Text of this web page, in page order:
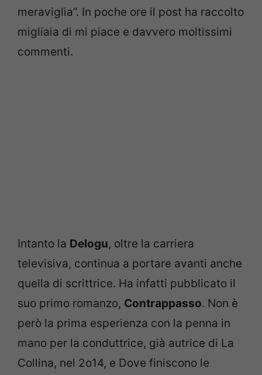
meraviglia”. In poche ore il post ha raccolto
migliaia di mi piace e davvero moltissimi
commenti.
Intanto la Delogu, oltre la carriera
televisiva, continua a portare avanti anche
quella di scrittrice. Ha infatti pubblicato il
suo primo romanzo, Contrappasso. Non è
però la prima esperienza con la penna in
mano per la conduttrice, già autrice di La
Collina, nel 2o14, e Dove finiscono le